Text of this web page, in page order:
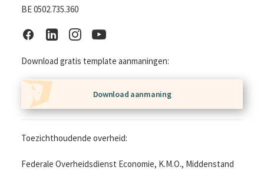
BE 0502.735.360
Download gratis template aanmaningen:
Download aanmaning
Toezichthoudende overheid:
Federale Overheidsdienst Economie, K.M.O., Middenstand